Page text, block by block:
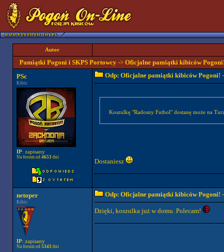
Autor
Pamiątki Pogoni i SKPS Portowcy-> Oficjalne pamiątki kibiców
PSc
Kibic
IP: zapisany
Na forum od 4653dni
Odp: Oficjalne pamiątki kibiców Pogoni!
Koszulkę "Radosny Futbol" dostanę może na
Dostaniesz
netoper
Kibic
IP: zapisany
Na forum od 5343 dni
Odp: Oficjalne pamiątki kibiców Pogoni!
Dzięki, koszulka już w domu. Polecam!